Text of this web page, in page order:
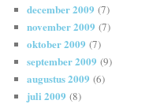
december 2009 (7)
november 2009 (7)
oktober 2009 (7)
september 2009 (9)
augustus 2009 (6)
juli 2009 (8)